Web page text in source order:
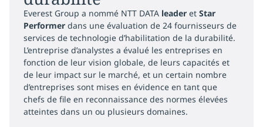
Everest Group a nommé NTT DATA leader et Star
Performer dans une évaluation de 24 fournisseurs de
services de technologie d’habilitation de la durabilité.
L’entreprise d’analystes a évalué les entreprises en
fonction de leur vision globale, de leurs capacités et
de leur impact sur le marché, et un certain nombre
d’entreprises sont mises en évidence en tant que
chefs de file en reconnaissance des normes élevées
atteintes dans un ou plusieurs domaines.